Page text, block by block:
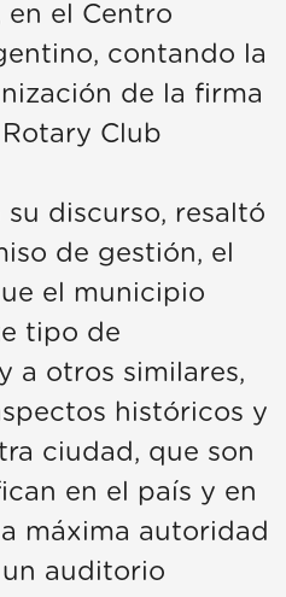
en el Centro
contando la
de la firma
Club
su discurso, resaltó
de gestión, el
el municipio
tipo de
a otros similares,
históricos y
ciudad, que son
en el país y en
máxima autoridad
auditorio